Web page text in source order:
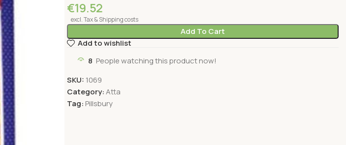
€19.52
excl. Tax & Shipping costs
Add To Cart
Add to wishlist
8 People watching this product now!
SKU: 1069
Category:Atta
Tag: Pillsbury